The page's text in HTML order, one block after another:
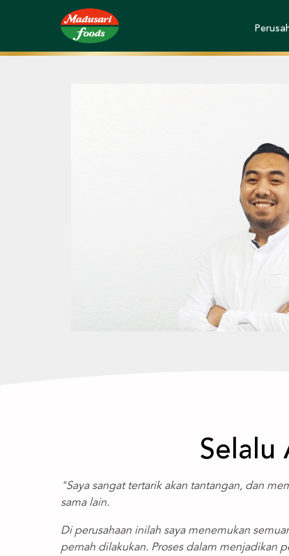
Selalu
"Saya sangat tertarik akan tantangan, dan
sama lain.
Di perusahaan inilah saya menemukan
pernah dilakukan. Proses dalam menjadikan